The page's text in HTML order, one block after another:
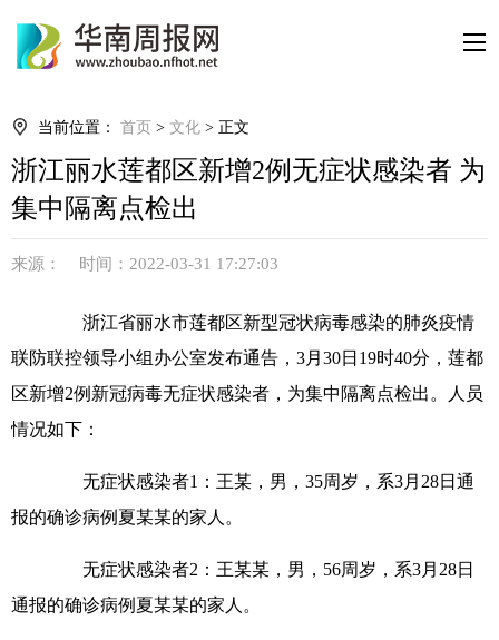
当前位置： 首页 > 文化 > 正文
浙江丽水莲都区新增2例无症状感染者 为
集中隔离点检出
来源： 时间：2022-03-31 17:27:03
浙江省丽水市莲都区新型冠状病毒感染的肺炎疫情
联防联控领导小组办公室发布通告，3月30日19时40分，莲都
区新增2例新冠病毒无症状感染者，为集中隔离点检出。人员
情况如下：
无症状感染者1：王某，男，35周岁，系3月28日通
报的确诊病例夏某某的家人。
无症状感染者2：王某某，男，56周岁，系3月28日
通报的确诊病例夏某某的家人。